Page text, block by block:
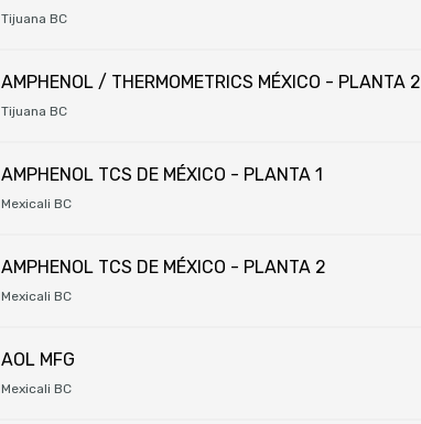
Tijuana BC
AMPHENOL / THERMOMETRICS MÉXICO - PLANTA 2
Tijuana BC
AMPHENOL TCS DE MÉXICO - PLANTA 1
Mexicali BC
AMPHENOL TCS DE MÉXICO - PLANTA 2
Mexicali BC
AOL MFG
Mexicali BC